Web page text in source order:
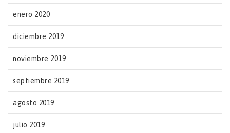
enero 2020
diciembre 2019
noviembre 2019
septiembre 2019
agosto 2019
julio 2019